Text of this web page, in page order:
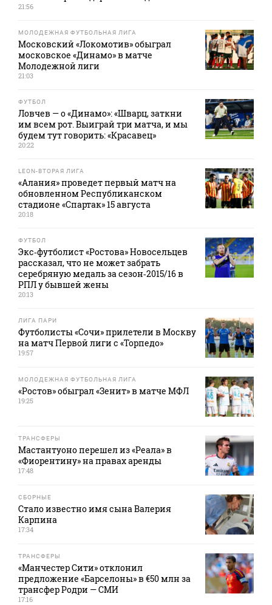
21:56
МОЛОДЕЖНАЯ ФУТБОЛЬНАЯ ЛИГА
Московский «Локомотив» обыграл
московское «Динамо» в матче
Молодежной лиги
21:03
ФУТБОЛ
Ловчев — о «Динамо»: «Шварц, заткни
им всем рот. Выиграй три матча, и мы
будем тут говорить: «Красавец»
20:22
LEON-ВТОРАЯ ЛИГА
«Алания» проведет первый матч на
обновленном Республиканском
стадионе «Спартак» 15 августа
20:18
ФУТБОЛ
Экс‑футболист «Ростова» Новосельцев
рассказал, что не может забрать
серебряную медаль за сезон‑2015/16 в
РПЛ у бывшей жены
20:13
ЛИГА ПАРИ
Футболисты «Сочи» прилетели в Москву
на матч Первой лиги с «Торпедо»
19:57
МОЛОДЕЖНАЯ ФУТБОЛЬНАЯ ЛИГА
«Ростов» обыграл «Зенит» в матче МФЛ
19:25
ТРАНСФЕРЫ
Мастантуоно перешел из «Реала» в
«Фиорентину» на правах аренды
17:48
СБОРНЫЕ
Стало известно имя сына Валерия
Карпина
17:34
ТРАНСФЕРЫ
«Манчестер Сити» отклонил
предложение «Барселоны» в €50 млн за
трансфер Родри — СМИ
17:16